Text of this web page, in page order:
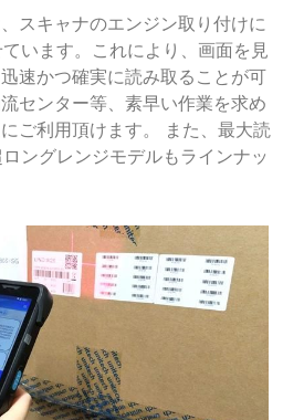
スキャナのエンジン取り付けに
います。これにより、画面を見
速かつ確実に読み取ることが可
センター等、素早い作業を求め
ご利用頂けます。 また、最大読
ングレンジモデルもラインナッ